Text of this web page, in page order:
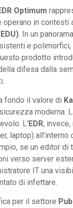
Optimum
in contesti
. In un
e
prodotto
difesa dalla
fondo il valore di
moderna.
L' EDR,
laptop)
se un editor
verso server
IT una
di infettare.
per il settore